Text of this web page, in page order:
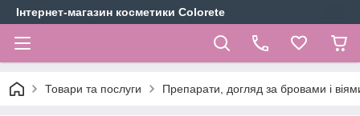
Інтернет-магазин косметики Colorete
Товари та послуги Препарати, догляд за бровами і